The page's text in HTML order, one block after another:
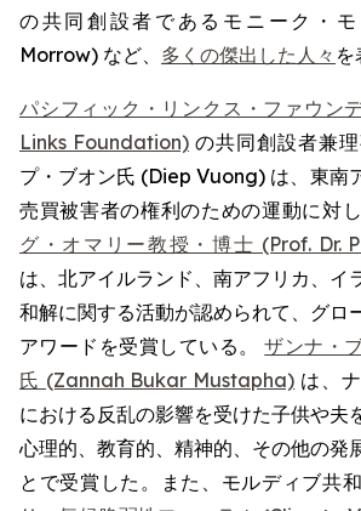
の共同創設者であるモニーク・
Morrow) など、 多くの傑出した人々 を
パシフィック・リンクス・ファウン
Links Foundation) の共同創設者兼
プ・ブオン氏 (Diep Vuong) は、東南
売買被害者の権利のための運動に対
グ・オマリー教授・博士 (Prof. Dr.
は、北アイルランド、南アフリカ、イ
和解に関する活動が認められて、グロ
アワードを受賞している。ザンナ・
氏 (Zannah Bukar Mustapha) は、
における反乱の影響を受けた子供や夫
心理的、教育的、精神的、その他の発
とで受賞した。また、モルディブ共